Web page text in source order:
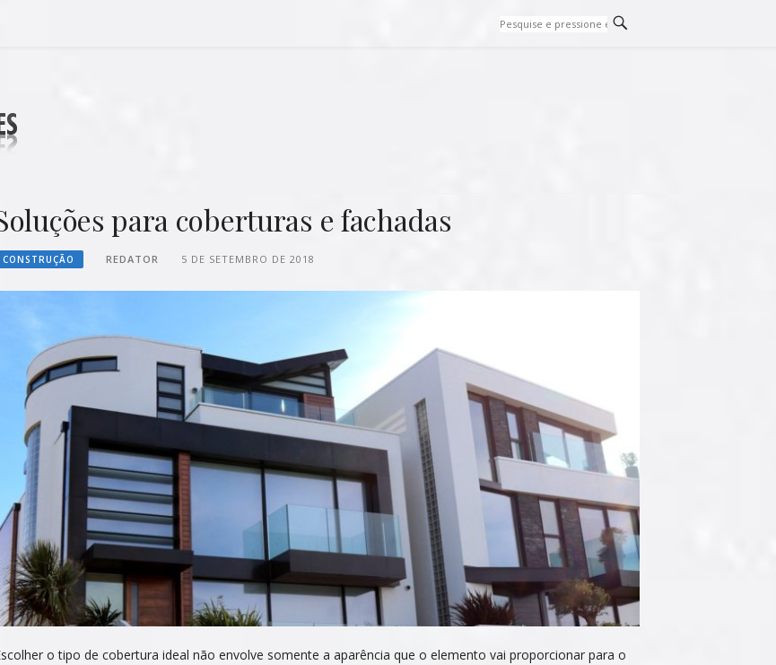
para coberturas e fachadas
CONSTRUÇÃO REDATOR 5 DE SETEMBRO DE 2018
o tipo de cobertura ideal não envolve somente a aparência que o elemento vai proporcionar para o